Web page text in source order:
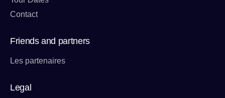
Contact
Friends and partners
Les partenaires
Legal